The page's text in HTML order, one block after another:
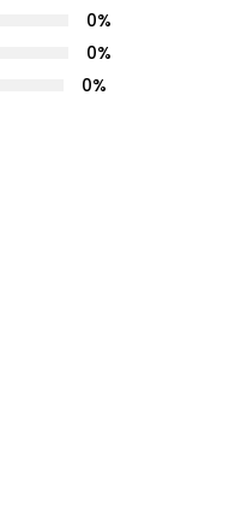
0%
0%
0%